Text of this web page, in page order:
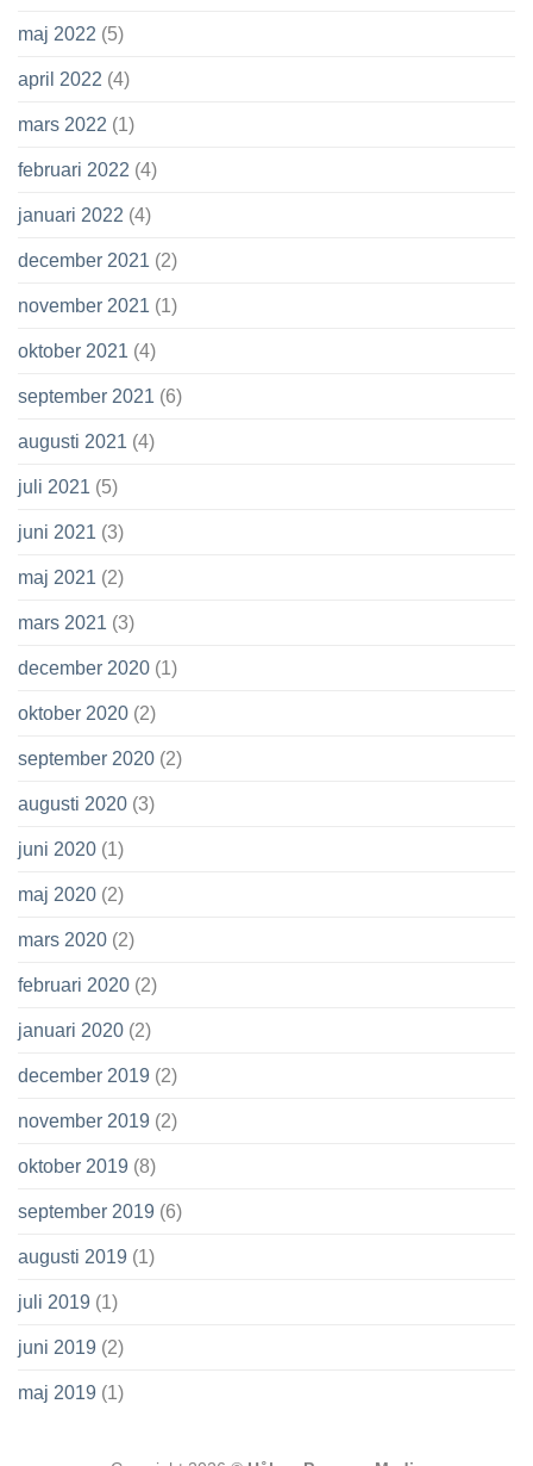
maj 2022 (5)
april 2022 (4)
mars 2022 (1)
februari 2022 (4)
januari 2022 (4)
december 2021 (2)
november 2021 (1)
oktober 2021 (4)
september 2021 (6)
augusti 2021 (4)
juli 2021 (5)
juni 2021 (3)
maj 2021 (2)
mars 2021 (3)
december 2020 (1)
oktober 2020 (2)
september 2020 (2)
augusti 2020 (3)
juni 2020 (1)
maj 2020 (2)
mars 2020 (2)
februari 2020 (2)
januari 2020 (2)
december 2019 (2)
november 2019 (2)
oktober 2019 (8)
september 2019 (6)
augusti 2019 (1)
juli 2019 (1)
juni 2019 (2)
maj 2019 (1)